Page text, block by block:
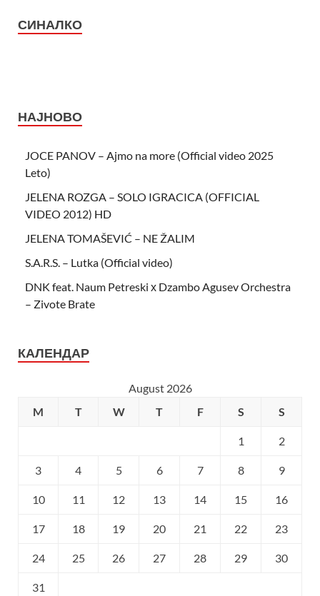
СИНАЛКО
НАЈНОВО
JOCE PANOV – Ajmo na more (Official video 2025
Leto)
JELENA ROZGA – SOLO IGRACICA (OFFICIAL
VIDEO 2012) HD
JELENA TOMAŠEVIĆ – NE ŽALIM
S.A.R.S. – Lutka (Official video)
DNK feat. Naum Petreski х Dzambo Agusev Orchestra
– Zivote Brate
КАЛЕНДАР
August 2026
M
T W T F S S
1 2
3 4 5 6 7 8 9
10 11 12 13 14 15 16
17 18 19 20 21 22 23
24 25 26 27 28 29 30
31